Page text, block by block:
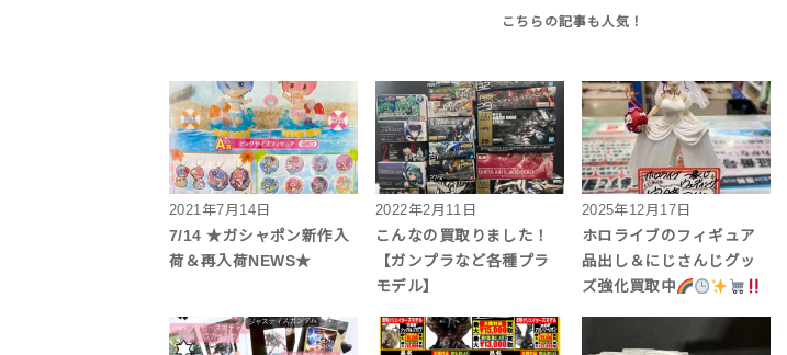
2021年7月14日
7/14 ★ガシャポン新作入
荷＆再入荷NEWS★
2022年2月11日
こんなの買取りました！
【ガンプラなど各種プラ
モデル】
2025年12月17日
ホロライブのフィギュア
品出し＆にじさんじグッ
ズ強化買取中